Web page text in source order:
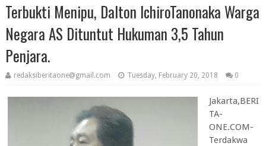
Terbukti Menipu, Dalton IchiroTanonaka Warga
Negara AS Dituntut Hukuman 3,5 Tahun
Penjara.
redaksiberitaone@gmail.com Tuesday, February 20, 2018 0
Jakarta,BERI
TA-
ONE.COM-
Terdakwa